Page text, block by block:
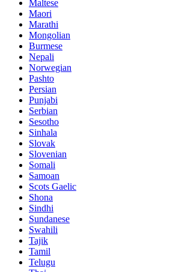
Maltese
Maori
Marathi
Mongolian
Burmese
Nepali
Norwegian
Pashto
Persian
Punjabi
Serbian
Sesotho
Sinhala
Slovak
Slovenian
Somali
Samoan
Scots Gaelic
Shona
Sindhi
Sundanese
Swahili
Tajik
Tamil
Telugu